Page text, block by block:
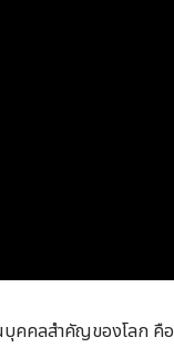
คคลสำคัญของโลก คือ